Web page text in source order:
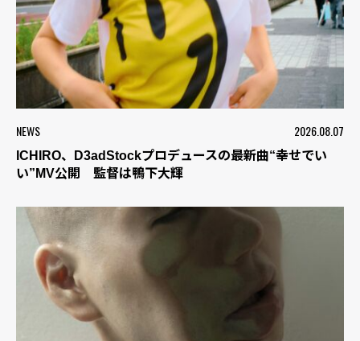
NEWS 2026.08.07
ICHIRO、D3adStockプロデュースの最新曲“幸せでい
い”MV公開 監督は鴨下大輝